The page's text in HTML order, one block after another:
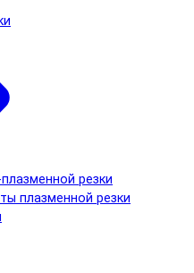
резки
плазменной резки